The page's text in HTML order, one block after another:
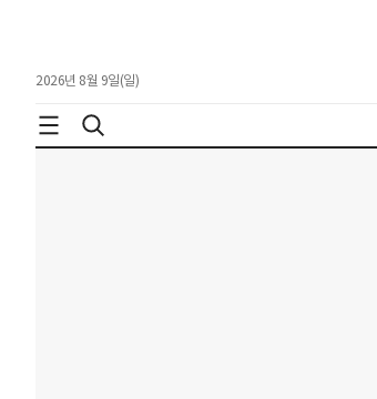
2026년 8월 9일(일)